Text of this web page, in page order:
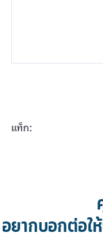
แท็ก:
อยากบอกต่อใ